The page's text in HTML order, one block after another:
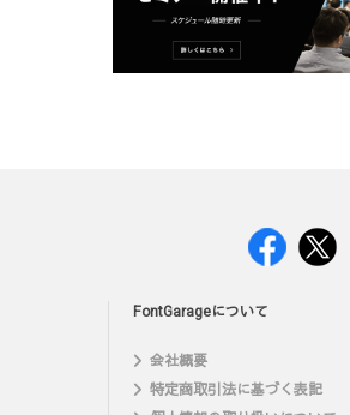
FontGarageについて
会社概要
特定商取引法に基づく表記